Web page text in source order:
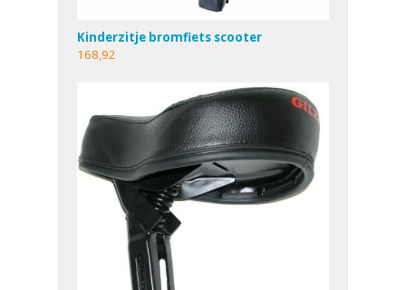
Kinderzitje bromfiets scooter
168,92